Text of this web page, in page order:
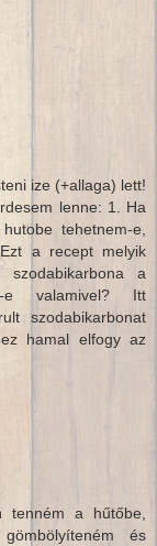
ize (+allaga) lett!
lenne: 1. Ha
tehetnem-e,
a recept melyik
a
e valamivel? Itt
szodabikarbonat
hamal elfogy az
tenném a hűtőbe,
és